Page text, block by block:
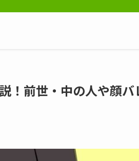
！前世・中の人や顔バ